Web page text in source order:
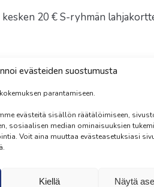
evästeiden suostumusta
parantamiseen.
evästeitä sisällön räätälöimiseen,
sosiaalisen median ominaisuuksien
Voit aina muuttaa evästeasetuksiasi
Kiellä Näytä
20 € S-ryhmän
Asiakaspalvelu